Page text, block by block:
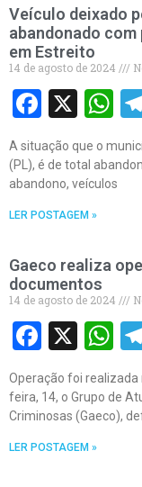
Veículo deixado
abandonado
em Estreito
14 de agosto de 2024
X
A situação que o
(PL), é de total
abandono, veículos
LER POSTAGEM »
Gaeco realiza
documentos
14 de agosto de 2024
X
Operação foi realizada
feira, 14, o Grupo de
Criminosas (Gaeco),
LER POSTAGEM »